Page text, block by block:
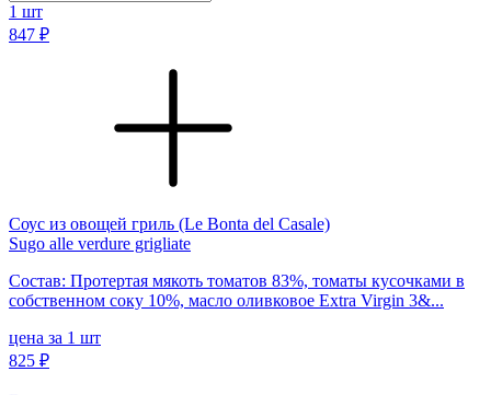
1 шт
847 ₽
Соус из овощей гриль (Le Bonta del Casale)
Sugo alle verdure grigliate
Состав: Протертая мякоть томатов 83%, томаты кусочками в
собственном соку 10%, масло оливковое Extra Virgin 3&...
цена за 1 шт
825 ₽